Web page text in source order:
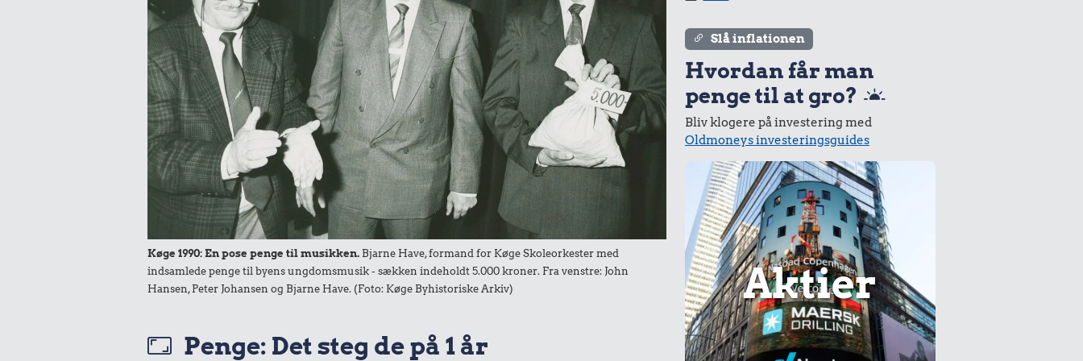
Samlet pris i 1989 Samlet pris i 1990
Udvalgte varer fra danskernes indkøbskurv gennem tiderne. Priser i nutidskroner er estimeret af
Oldmoney. Priser i datidskroner er på baggrund af forbrugerprisindekset fra Danmarks Statistik.
Køge 1990: En pose penge til musikken. Bjarne Have, formand for Køge Skoleorkester med
indsamlede penge til byens ungdomsmusik - sækken indeholdt 5.000 kroner. Fra venstre: John
Hansen, Peter Johansen og Bjarne Have. (Foto: Køge Byhistoriske Arkiv)
Penge: Det steg de på 1 år
Slå inflationen
Hvordan får man
penge til at gro?
Bliv klogere på investering med
Oldmoneys investeringsguides
Aktier